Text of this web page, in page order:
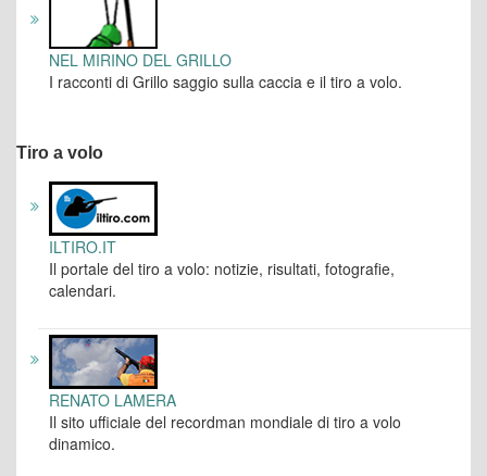
NEL MIRINO DEL GRILLO
I racconti di Grillo saggio sulla caccia e il tiro a volo.
Tiro a volo
ILTIRO.IT
Il portale del tiro a volo: notizie, risultati, fotografie,
calendari.
RENATO LAMERA
Il sito ufficiale del recordman mondiale di tiro a volo
dinamico.